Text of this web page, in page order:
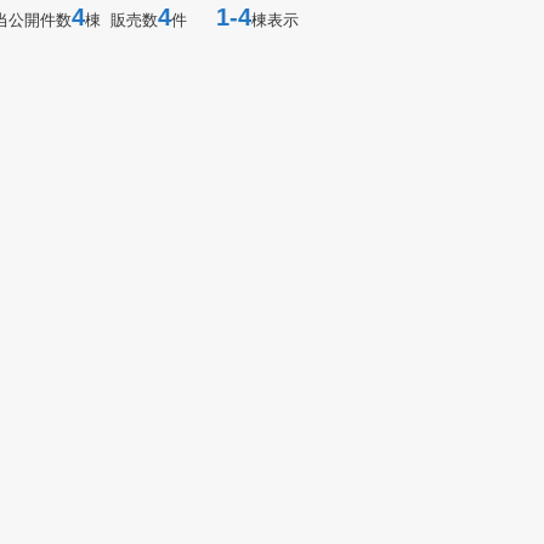
公開件数4棟 販売数4件 1-4棟表示